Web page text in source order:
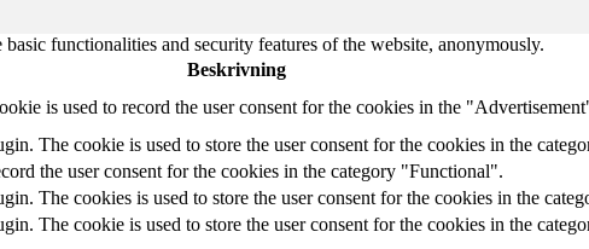
functionalities and security features of the website, anonymously.
Beskrivning
is used to record the user consent for the cookies in the
The cookie is used to store the user consent for the cookies in the
the user consent for the cookies in the category "Functional".
The cookies is used to store the user consent for the cookies in the
The cookie is used to store the user consent for the cookies in the